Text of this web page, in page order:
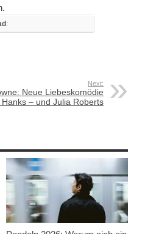
:
Next:
Neue Liebeskomödie
Hanks – und Julia Roberts